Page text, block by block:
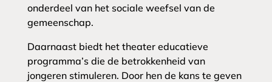
onderdeel van het sociale weefsel van de
gemeenschap.
Daarnaast biedt het theater educatieve
programma’s die de betrokkenheid van
jongeren stimuleren. Door hen de kans te geven